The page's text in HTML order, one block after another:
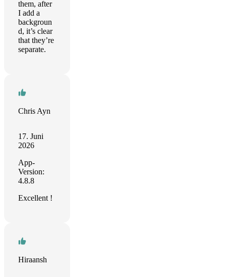
them, after
I add a
backgroun
d, it’s clear
that they’re
separate.
Chris Ayn
17. Juni
2026
App-
Version:
4.8.8
Excellent !
Hiraansh